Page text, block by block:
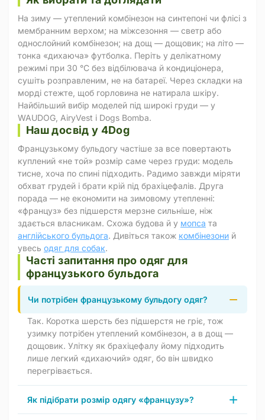
На зиму — утеплений комбінезон на синтепоні чи флісі з
мембранним верхом; на міжсезоння — светр або
однослойний комбінезон; на дощ — дощовик; на літо —
тонка «дихаюча» футболка. Періть у делікатному
режимі при 30 °C без відбілювача й кондиціонера,
сушіть розправленим, не на батареї. Через складки на
морді стежте, щоб горловина не натирала шкіру.
Найбільший вибір моделей під широкі груди — у
WAUDOG, AiryVest і Dogs Bomba.
Наш досвід у 4Dog
Французькому бульдогу частіше за все повертають
куплений «не той» розмір саме через груди: модель
тисне, хоча по спині підходить. Радимо завжди міряти
обхват грудей і брати крій під брахіцефалів. Друга
порада — не економити на зимовому утепленні:
«француз» без підшерстя мерзне сильніше, ніж
здається власникам. Схожа будова й у мопса та
англійського бульдога. Дивіться також комбінезони й
увесь одяг для собак.
Часті запитання про одяг для
французького бульдога
Чи потрібен французькому бульдогу одяг?
Так. Коротка шерсть без підшерстя не гріє, тож
узимку потрібен утеплений комбінезон, а в дощ —
дощовик. Улітку як брахіцефалу йому підходить
лише легкий «дихаючий» одяг, бо він швидко
перегрівається.
Як підібрати розмір одягу «французу»?